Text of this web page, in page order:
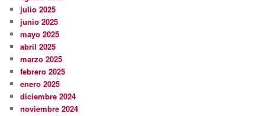
julio 2025
junio 2025
mayo 2025
abril 2025
marzo 2025
febrero 2025
enero 2025
diciembre 2024
noviembre 2024